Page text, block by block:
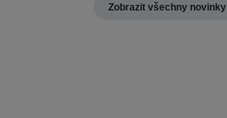
Zobrazit všechny novinky